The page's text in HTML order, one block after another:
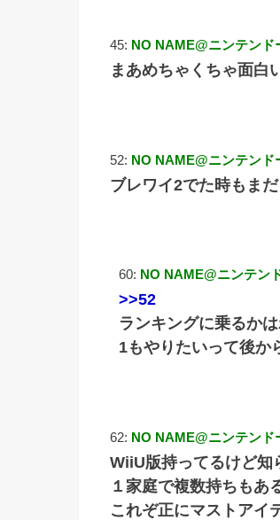
45: NO NAME@ニンテンド
まあめちゃくちゃ面白
52: NO NAME@ニンテンド
ブレワイ2でた時もま
60: NO NAME@ニンテン
>>52
ランキングに乗るか
1もやりたいって後か
62: NO NAME@ニンテンド
WiiU版持ってるけど
１家庭で複数持ちもあ
これぞ正にマストアイ